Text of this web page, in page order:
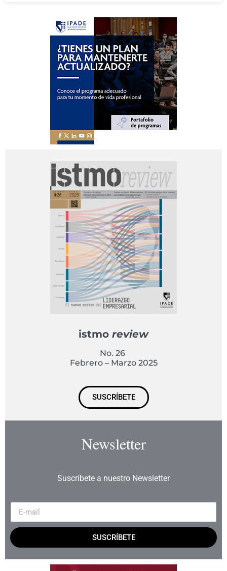
istmo review
No. 26
Febrero – Marzo 2025
SUSCRÍBETE
Newsletter
Suscríbete a nuestro Newsletter
SUSCRÍBETE